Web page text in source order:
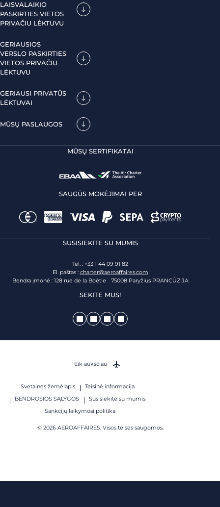
LAISVALAIKIO
PASKIRTIES VIETOS
PRIVAČIU LĖKTUVU
GERIAUSIOS
VERSLO PASKIRTIES
VIETOS PRIVAČIU
LĖKTUVU
GERIAUSI PRIVATŪS
LĖKTUVAI
MŪSŲ PASLAUGOS
MŪSŲ SERTIFIKATAI
SAUGŪS MOKĖJIMAI PER
SUSISIEKITE SU MUMIS
Tel. : +33 1 44 09 91 82
El. paštas : charter@aeroaffaires.com
Bendra įmonė : 128 rue de la Boétie 75008 Paryžius PRANCŪZIJA
SEKITE MUS!
Svetainės žemėlapis
Teisinė informacija
BENDROSIOS SĄLYGOS
Susisiekite su mumis
Sankcijų laikymosi politika
© 2026 AEROAFFAIRES. Visos teisės saugomos.
Eik aukščiau